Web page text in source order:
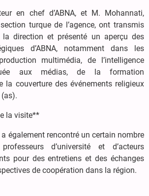
en chef d’ABNA, et M. Mohannati,
turque de l’agence, ont transmis
direction et présenté un aperçu des
d’ABNA, notamment dans les
multimédia, de l’intelligence
aux médias, de la formation
la couverture des événements religieux
la visite**
également rencontré un certain nombre
d’université et d’acteurs
pour des entretiens et des échanges
de coopération dans la région.